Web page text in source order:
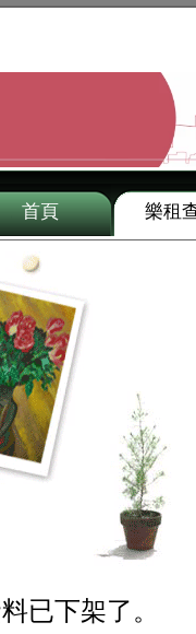
首頁 樂租
已下架了。